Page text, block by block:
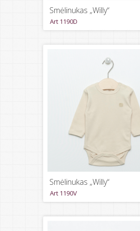
Smėlinukas „Willy“
Art 1190D
Smėlinukas „Willy“
Art 1190V